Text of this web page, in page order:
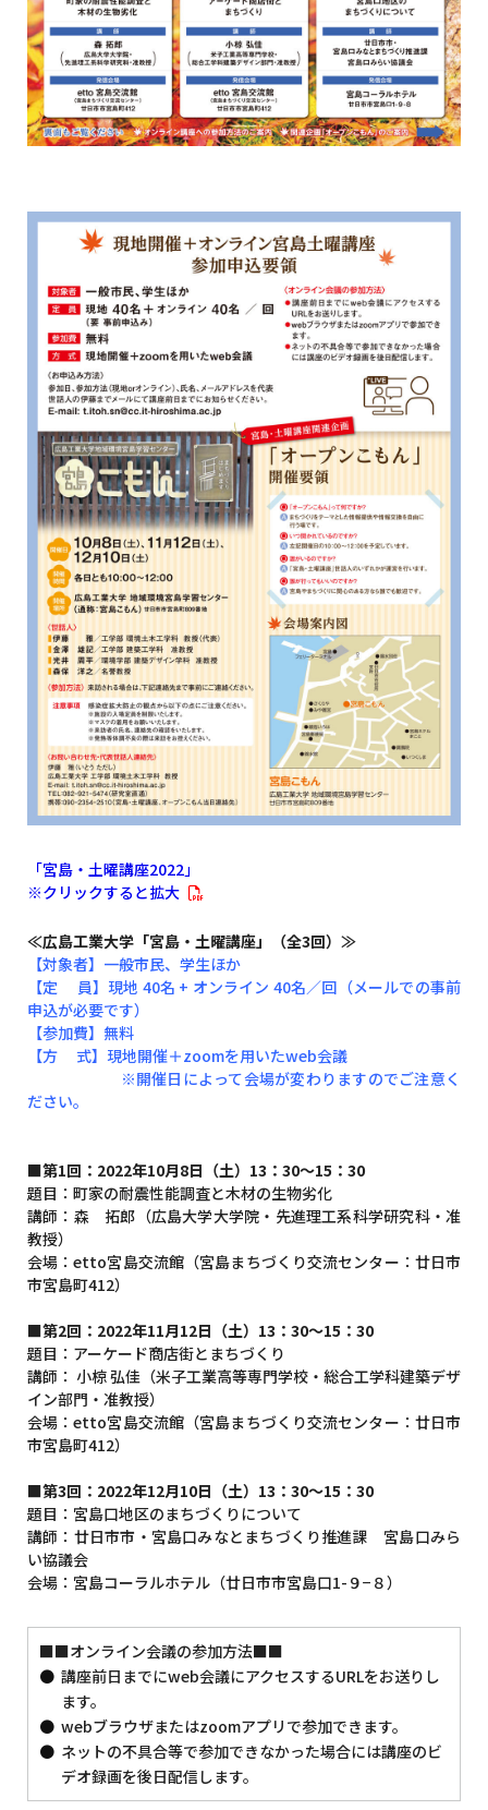
「宮島・土曜講座2022」
※クリックすると拡大
≪広島工業大学「宮島・土曜講座」（全3回）≫
【対象者】一般市民、学生ほか
【定 員】現地 40名 + オンライン 40名／回（メールでの事前
申込が必要です）
【参加費】無料
【方 式】現地開催＋zoomを用いたweb会議
※開催日によって会場が変わりますのでご注意く
ださい。
■第1回：2022年10月8日（土）13：30～15：30
題目：町家の耐震性能調査と木材の生物劣化
講師：森 拓郎（広島大学大学院・先進理工系科学研究科・准
教授）
会場：etto宮島交流館（宮島まちづくり交流センター：廿日市
市宮島町412）
■第2回：2022年11月12日（土）13：30～15：30
題目：アーケード商店街とまちづくり
講師： 小椋 弘佳（米子工業高等専門学校・総合工学科建築デザ
イン部門・准教授）
会場：etto宮島交流館（宮島まちづくり交流センター：廿日市
市宮島町412）
■第3回：2022年12月10日（土）13：30～15：30
題目：宮島口地区のまちづくりについて
講師：廿日市市・宮島口みなとまちづくり推進課 宮島口みら
い協議会
会場：宮島コーラルホテル（廿日市市宮島口1-９−８）
■■オンライン会議の参加方法■■
講座前日までにweb会議にアクセスするURLをお送りし
ます。
webブラウザまたはzoomアプリで参加できます。
ネットの不具合等で参加できなかった場合には講座のビ
デオ録画を後日配信します。